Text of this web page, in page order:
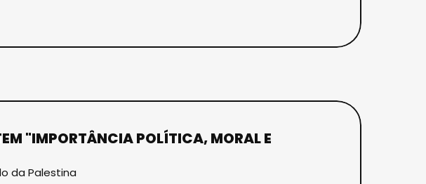
"IMPORTÂNCIA POLÍTICA, MORAL E
da Palestina